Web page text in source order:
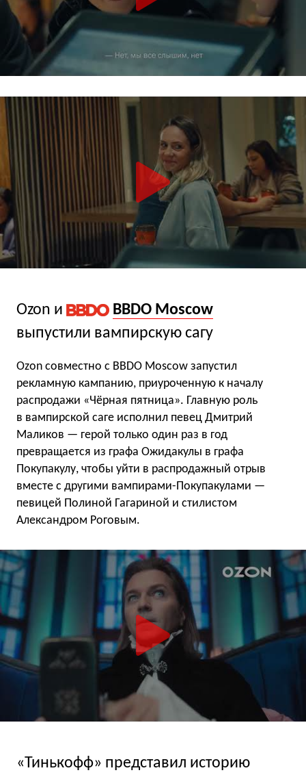
Ozon и
BBDO Moscow
выпустили вампирскую сагу
Ozon совместно с BBDO Moscow запустил
рекламную кампанию, приуроченную к началу
распродажи «Чёрная пятница». Главную роль
в вампирской саге исполнил певец Дмитрий
Маликов — герой только один раз в год
превращается из графа Ожидакулы в графа
Покупакулу, чтобы уйти в распродажный отрыв
вместе с другими вампирами-Покупакулами —
певицей Полиной Гагариной и стилистом
Александром Роговым.
«Тинькофф» представил историю